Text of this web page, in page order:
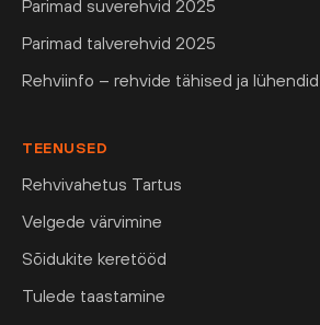
Parimad suverehvid 2025
Parimad talverehvid 2025
Rehviinfo – rehvide tähised ja lühendid
TEENUSED
Rehvivahetus Tartus
Velgede värvimine
Sõidukite keretööd
Tulede taastamine